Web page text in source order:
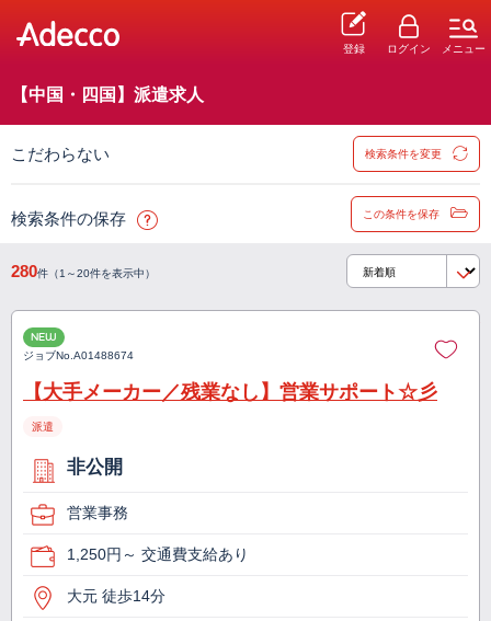
登録 ログイン メニュー
【中国・四国】派遣求人
こだわらない 検索条件を変更
検索条件の保存 この条件を保存
280件（1～20件を表示中）
NEW
ジョブNo.A01488674
【大手メーカー／残業なし】営業サポート☆彡
派遣
非公開
営業事務
1,250円～ 交通費支給あり
大元 徒歩14分